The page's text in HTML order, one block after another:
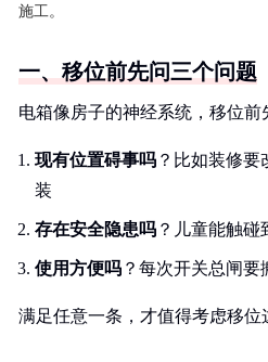
施工。
一、移位前先问三个问题
电箱像房子的神经系统，移位前
现有位置碍事吗 ？比如装修
装
存在安全隐患吗 ？儿童能触碰
使用方便吗 ？每次开关总闸要
满足任意一条，才值得考虑移位